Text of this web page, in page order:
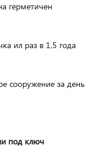
герметичен
ил раз в 1,5 года
сооружение за день
под ключ